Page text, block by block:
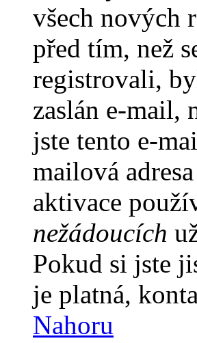
všech nových
před tím, než
registrovali,
zaslán e-mail,
jste tento e-
mailová
aktivace
nežádoucích
Pokud si jste
je platná,
Nahoru